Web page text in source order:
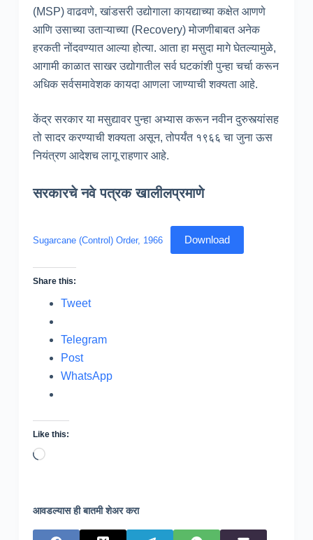
(MSP) वाढवणे, खांडसरी उद्योगाला कायद्याच्या कक्षेत आणणे
आणि उसाच्या उताऱ्याच्या (Recovery) मोजणीबाबत अनेक
हरकती नोंदवण्यात आल्या होत्या. आता हा मसुदा मागे घेतल्यामुळे,
आगामी काळात साखर उद्योगातील सर्व घटकांशी पुन्हा चर्चा करून
अधिक सर्वसमावेशक कायदा आणला जाण्याची शक्यता आहे.
केंद्र सरकार या मसुद्यावर पुन्हा अभ्यास करून नवीन दुरुस्त्यांसह
तो सादर करण्याची शक्यता असून, तोपर्यंत १९६६ चा जुना ऊस
नियंत्रण आदेशच लागू राहणार आहे.
सरकारचे नवे पत्रक खालीलप्रमाणे
Sugarcane (Control) Order, 1966 Download
Share this:
Tweet
Telegram
Post
WhatsApp
Like this:
Loading…
आवडल्यास ही बातमी शेअर करा